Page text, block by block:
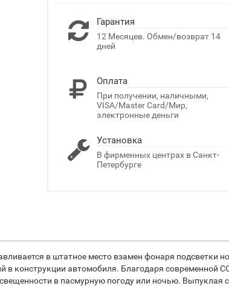
Гарантия
12 Месяцев. Обмен/возврат 14
дней
Оплата
При получении, наличными,
VISA/Master Card/Мир,
электронные деньги
Установка
В фирменных центрах в Санкт-
Петербурге
в штатное место взамен фонаря подсветки
в конструкции автомобиля. Благодаря современной
в пасмурную погоду или ночью. Выпуклая